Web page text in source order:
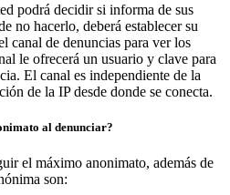
podrá decidir si informa de sus
no hacerlo, deberá establecer su
canal de denuncias para ver los
le ofrecerá un usuario y clave para
El canal es independiente de la
de la IP desde donde se conecta.
al denunciar?
el máximo anonimato, además de
son: